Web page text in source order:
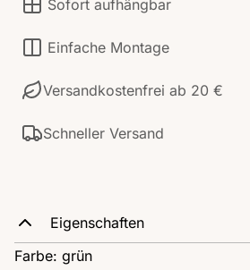
Sofort aufhängbar
Einfache Montage
Versandkostenfrei ab 20 €
Schneller Versand
Eigenschaften
Farbe: grün